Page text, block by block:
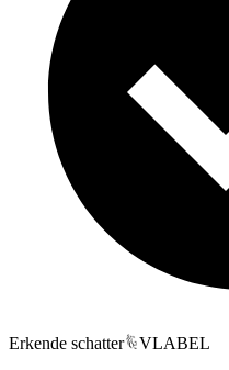
Erkende schatter
VLABEL